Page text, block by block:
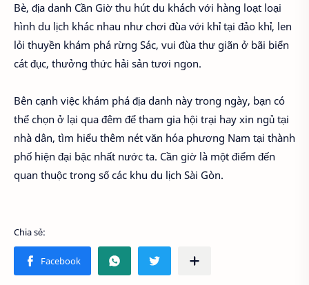
Bè, địa danh Cần Giờ thu hút du khách với hàng loạt loại
hình du lịch khác nhau như chơi đùa với khỉ tại đảo khỉ, len
lỏi thuyền khám phá rừng Sác, vui đùa thư giãn ở bãi biển
cát đục, thưởng thức hải sản tươi ngon.
Bên cạnh việc khám phá địa danh này trong ngày, bạn có
thể chọn ở lại qua đêm để tham gia hội trại hay xin ngủ tại
nhà dân, tìm hiểu thêm nét văn hóa phương Nam tại thành
phố hiện đại bậc nhất nước ta. Cần giờ là một điểm đến
quan thuộc trong số các khu du lịch Sài Gòn.